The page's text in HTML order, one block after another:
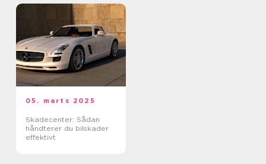
05. marts 2025
Skadecenter: Sådan
håndterer du bilskader
effektivt